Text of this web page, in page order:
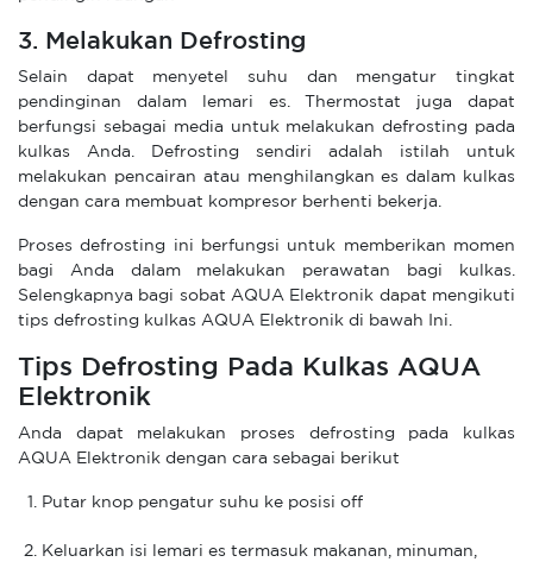
3. Melakukan Defrosting
Selain dapat menyetel suhu dan mengatur tingkat
pendinginan dalam lemari es. Thermostat juga dapat
berfungsi sebagai media untuk melakukan defrosting pada
kulkas Anda. Defrosting sendiri adalah istilah untuk
melakukan pencairan atau menghilangkan es dalam kulkas
dengan cara membuat kompresor berhenti bekerja.
Proses defrosting ini berfungsi untuk memberikan momen
bagi Anda dalam melakukan perawatan bagi kulkas.
Selengkapnya bagi sobat AQUA Elektronik dapat mengikuti
tips defrosting kulkas AQUA Elektronik di bawah Ini.
Tips Defrosting Pada Kulkas AQUA
Elektronik
Anda dapat melakukan proses defrosting pada kulkas
AQUA Elektronik dengan cara sebagai berikut
Putar knop pengatur suhu ke posisi off
Keluarkan isi lemari es termasuk makanan, minuman,